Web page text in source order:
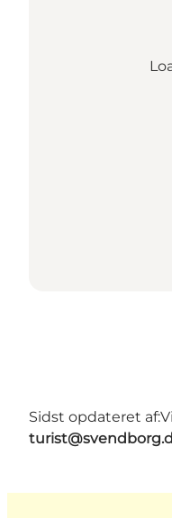
Sidst opdateret af: